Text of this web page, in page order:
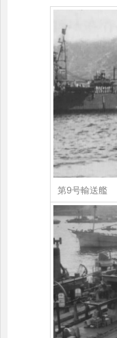
第9号輸送艦